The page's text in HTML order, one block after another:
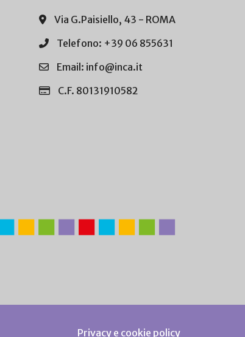
Via G.Paisiello, 43 - ROMA
Telefono: +39 06 855631
Email: info@inca.it
C.F. 80131910582
Privacy e cookie policy